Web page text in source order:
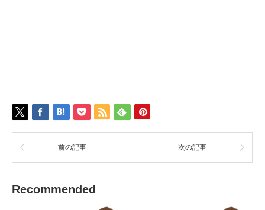
前の記事 次の記事
Recommended